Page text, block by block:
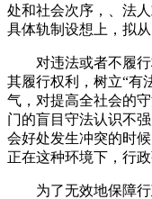
处和社会次序，、法
具体轨制设想上，拟
对违法或者不履行
其履行权利，树立“有
气，对提高全社会的
门的盲目守法认识不
会好处发生冲突的时
正在这种环境下，行
为了无效地保障行